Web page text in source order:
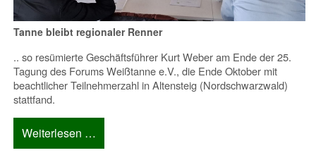
Tanne bleibt regionaler Renner
.. so resümierte Geschäftsführer Kurt Weber am Ende der 25.
Tagung des Forums Weißtanne e.V., die Ende Oktober mit
beachtlicher Teilnehmerzahl in Altensteig (Nordschwarzwald)
stattfand.
Weiterlesen …